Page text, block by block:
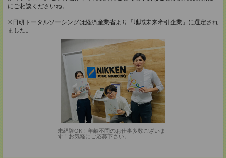
にご相談くださいね。
※日研トータルソーシングは経済産業省より「地域未来牽引企業」に選定され
ました。
未経験OK！年齢不問のお仕事多数ございま
す！お気軽にご応募下さい。